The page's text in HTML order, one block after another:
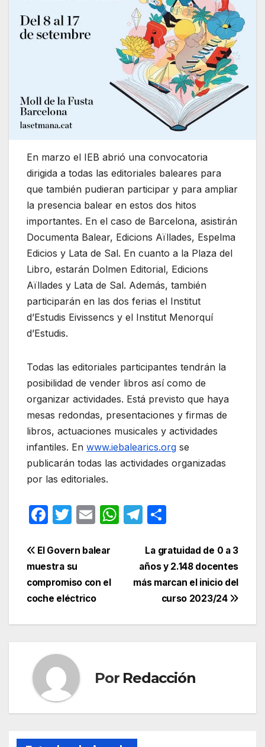
En marzo el IEB abrió una convocatoria
dirigida a todas las editoriales baleares para
que también pudieran participar y para ampliar
la presencia balear en estos dos hitos
importantes. En el caso de Barcelona, asistirán
Documenta Balear, Edicions Aïllades, Espelma
Edicios y Lata de Sal. En cuanto a la Plaza del
Libro, estarán Dolmen Editorial, Edicions
Aïllades y Lata de Sal. Además, también
participarán en las dos ferias el Institut
d’Estudis Eivissencs y el Institut Menorquí
d’Estudis.
Todas las editoriales participantes tendrán la
posibilidad de vender libros así como de
organizar actividades. Está previsto que haya
mesas redondas, presentaciones y firmas de
libros, actuaciones musicales y actividades
infantiles. En www.iebalearics.org se
publicarán todas las actividades organizadas
por las editoriales.
F
c
e
b
o
o
T
itt
er
E
ail
W
p
T
e
gr
a
m
p
ar
tir
Navegación
de
entradas
La gratuidad de 0 a 3
años y 2.148 docentes
más marcan el inicio del
curso 2023/24
El Govern balear
muestra su
compromiso con el
coche eléctrico
Por Redacción